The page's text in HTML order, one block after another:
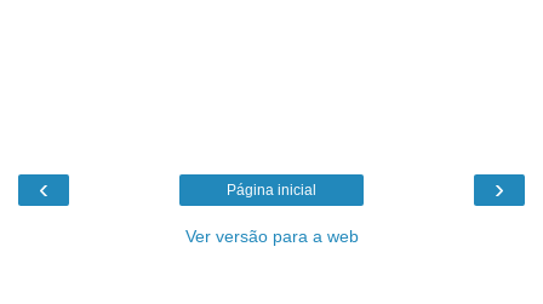
‹ ›
Página inicial
Ver versão para a web